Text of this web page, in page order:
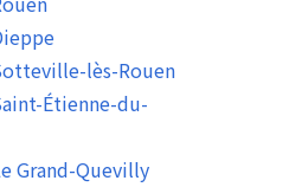
lès-Rouen
Étienne-du-
Grand-Quevilly